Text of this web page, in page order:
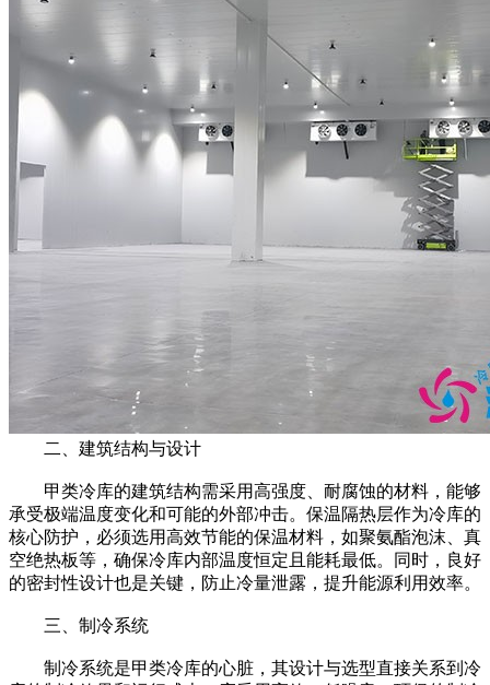
二、建筑结构与设计
甲类冷库的建筑结构需采用高强度、耐腐蚀的材料，能够
承受极端温度变化和可能的外部冲击。保温隔热层作为冷库的
核心防护，必须选用高效节能的保温材料，如聚氨酯泡沫、真
空绝热板等，确保冷库内部温度恒定且能耗最低。同时，良好
的密封性设计也是关键，防止冷量泄露，提升能源利用效率。
三、制冷系统
制冷系统是甲类冷库的心脏，其设计与选型直接关系到冷